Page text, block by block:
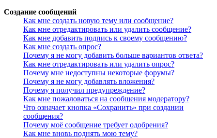
Создание сообщений
Как мне создать новую тему или сообщение?
Как мне отредактировать или удалить сообщение?
Как мне добавить подпись к своему сообщению?
Как мне создать опрос?
Почему я не могу добавить больше вариантов ответа?
Как мне отредактировать или удалить опрос?
Почему мне недоступны некоторые форумы?
Почему я не могу добавлять вложения?
Почему я получил предупреждение?
Как мне пожаловаться на сообщения модератору?
Что означает кнопка «Сохранить» при создании
сообщения?
Почему моё сообщение требует одобрения?
Как мне вновь поднять мою тему?